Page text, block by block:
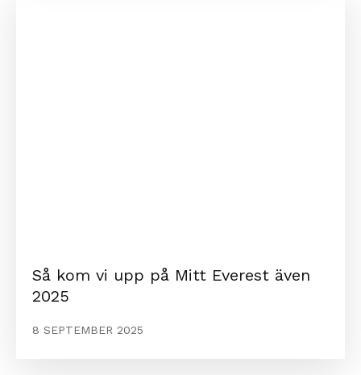
Så kom vi upp på Mitt Everest även
2025
8 SEPTEMBER 2025